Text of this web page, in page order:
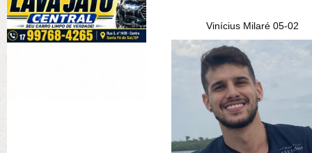
Vinícius Milaré 05-02